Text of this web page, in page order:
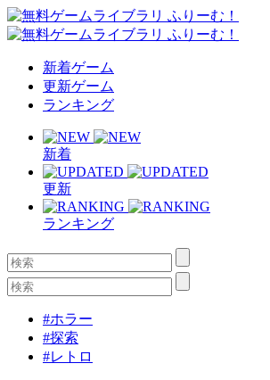
新着ゲーム
更新ゲーム
ランキング
新着
更新
ランキング
#ホラー
#探索
#レトロ